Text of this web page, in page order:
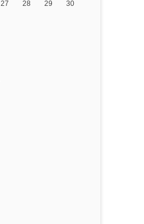
27 28 29
30